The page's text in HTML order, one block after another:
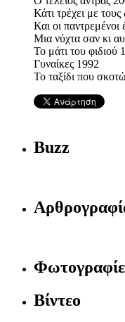
Κάτι τρέχει με
Και οι
Μια νύχτα σαν κι
Το μάτι του φιδιού
Γυναίκες 1992
Το ταξίδι που
Buzz
Βίντεο